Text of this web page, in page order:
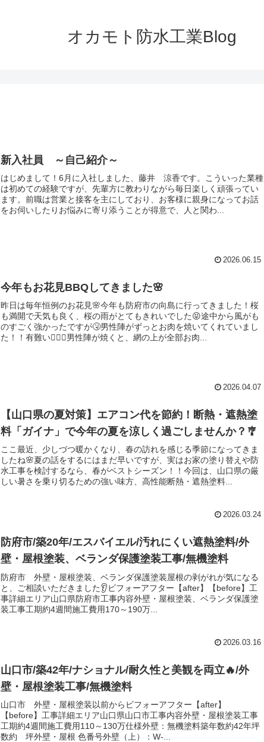
オカモト防水工業Blog
新入社員 ～自己紹介～
はじめまして！6月に入社しました、藤井 涼香です。こういった業種
は初めての経験ですが、先輩方に教わりながら毎日楽しく頑張ってい
ます。前職は営業と接客を主にしており、お客様に親身になってお話
をお伺いしたりお悩みに寄り添うことが得意で、人と関わ...
2026.06.15
今年もお花見BBQしてきました🌸
昨日は毎年恒例のお花見🌸今年も防府市の向島に行ってきました！桜
も満開で天気も良く、桜の雨がとてもきれいでした😝途中から風がも
のすごく強かったですが🤧男性陣がずっとお肉を焼いてくれていまし
た！！有難い🙇🏻‍♀️男性陣が焼くと、網の上が全部お肉...
2026.04.07
【山口県の夏対策】エアコン代を節約！断熱・遮熱塗
料「ガイナ」で今年の夏を涼しく過ごしませんか？🎐
ここ最近、少しづつ暖かくなり、春の訪れを感じる季節になってきま
したね🌸夏の話をするにはまだ早いですが、実はお家の塗り替えや防
水工事を検討するなら、春がベストシーズン！！今回は、山口県の厳
しい暑さを乗り切るための強い味方、高性能断熱・遮熱塗料...
2026.03.24
防府市/築20年/エスバイエル/汚れにくい遮熱塗料/外
壁・屋根塗装、ベランダ保護塗装工事/無機塗料
防府市 外壁・屋根塗装、ベランダ保護塗装屋根の剥がれが気になる
と、ご相談いただきました👂ビフォーアフター【after】【before】工
事詳細エリア山口県防府市工事内容外壁・屋根塗装、ベランダ保護塗
装工事工期約4週間施工費用170～190万...
2026.03.16
山口市/築42年/ナショナル/耐久性と美観を両立🔥/外
壁・屋根塗装工事/無機塗料
山口市 外壁・屋根塗装以前からビフォーアフター【after】
【before】工事詳細エリア山口県山口市工事内容外壁・屋根塗装工事
工期約4週間施工費用110～130万仕様外壁：無機塗料築年数約42年坪
数約 坪外壁・屋根 色番号外壁（上）：W-...